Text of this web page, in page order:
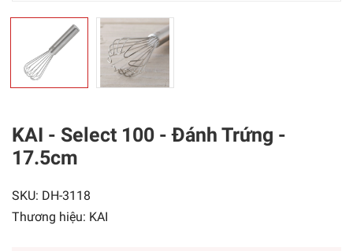
KAI - Select 100 - Đánh Trứng -
17.5cm
SKU: DH-3118
Thương hiệu: KAI